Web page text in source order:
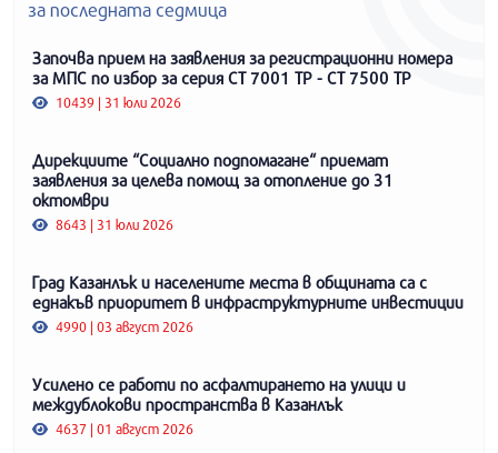
за последната седмица
Започва прием на заявления за регистрационни номера
за МПС по избор за серия СТ 7001 ТР - СТ 7500 ТР
10439 | 31 юли 2026
Дирекциите “Социално подпомагане“ приемат
заявления за целева помощ за отопление до 31
октомври
8643 | 31 юли 2026
Град Казанлък и населените места в общината са с
еднакъв приоритет в инфраструктурните инвестиции
4990 | 03 август 2026
Усилено се работи по асфалтирането на улици и
междублокови пространства в Казанлък
4637 | 01 август 2026